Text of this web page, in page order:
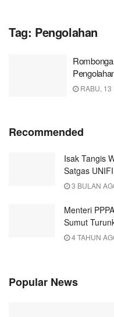
Tag: Pengolahan
RABU, 13
Recommended
Isak Tangis
Satgas
3 BULAN
Menteri
Sumut
4 TAHUN
Popular News